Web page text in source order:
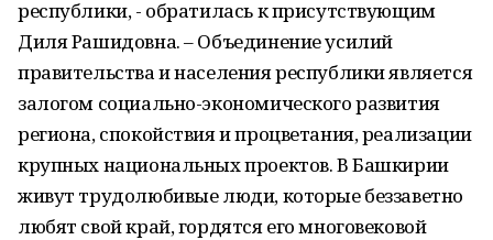
республики, - обратилась к присутствующим
Диля Рашидовна. – Объединение усилий
правительства и населения республики является
залогом социально-экономического развития
региона, спокойствия и процветания, реализации
крупных национальных проектов. В Башкирии
живут трудолюбивые люди, которые беззаветно
любят свой край, гордятся его многовековой